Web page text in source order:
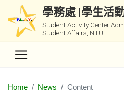
學務處 |學生活
Student Activity Center
Student Affairs, NTU
Home News Content